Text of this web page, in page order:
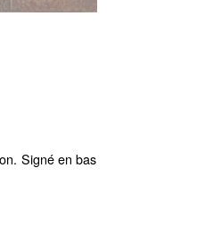
Signé en bas